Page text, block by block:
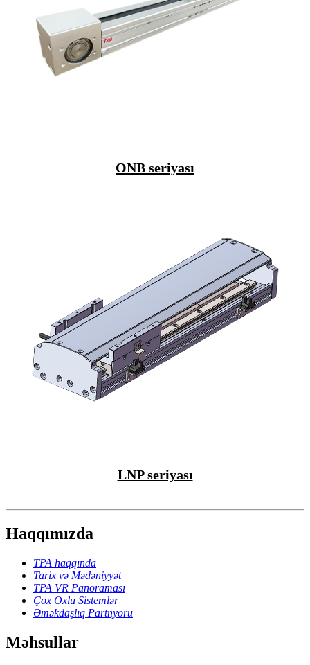
ONB seriyası
LNP seriyası
Haqqımızda
TPA haqqında
Tarix və Mədəniyyət
TPA VR Panoraması
Çox Oxlu Sistemlər
Əməkdaşlıq Partnyoru
Məhsullar